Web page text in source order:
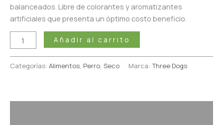
balanceados. Libre de colorantes y aromatizantes
artificiales que presenta un óptimo costo beneficio.
Añadir al carrito
Categorías: Alimentos, Perro, Seco Marca: Three Dogs